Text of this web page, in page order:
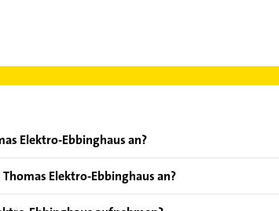
Elektro-Ebbinghaus an?
Elektro-Ebbinghaus an?